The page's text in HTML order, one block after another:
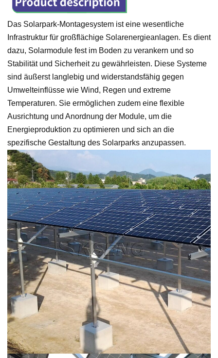
Das Solarpark-Montagesystem ist eine wesentliche
Infrastruktur für großflächige Solarenergieanlagen. Es dient
dazu, Solarmodule fest im Boden zu verankern und so
Stabilität und Sicherheit zu gewährleisten. Diese Systeme
sind äußerst langlebig und widerstandsfähig gegen
Umwelteinflüsse wie Wind, Regen und extreme
Temperaturen. Sie ermöglichen zudem eine flexible
Ausrichtung und Anordnung der Module, um die
Energieproduktion zu optimieren und sich an die
spezifische Gestaltung des Solarparks anzupassen.